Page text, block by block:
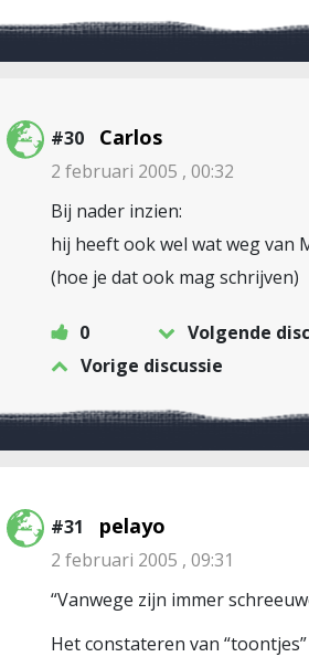
#30 Carlos
2 februari 2005 , 00:32
Bij nader inzien:
hij heeft ook wel wat weg van
(hoe je dat ook mag schrijven)
0
Volgende
Vorige discussie
#31 pelayo
2 februari 2005 , 09:31
“Vanwege zijn immer
Het constateren van